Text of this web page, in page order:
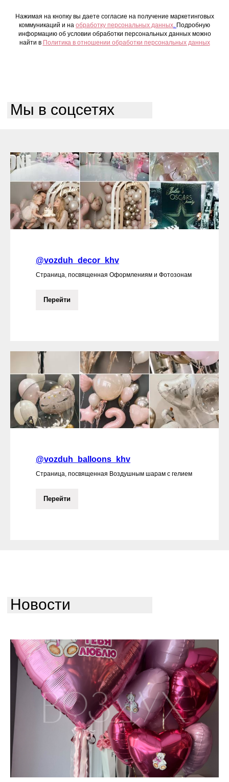
Нажимая на кнопку вы даете согласие на получение маркетинговых
коммуникаций и на обработку персональных данных. Подробную
информацию об условии обработки персональных данных можно
найти в Политика в отношении обработки персональных данных
Мы в соцсетях
@vozduh_decor_khv
Страница, посвященная Оформлениям и Фотозонам
Перейти
@vozduh_balloons_khv
Страница, посвященная Воздушным шарам с гелием
Перейти
Новости